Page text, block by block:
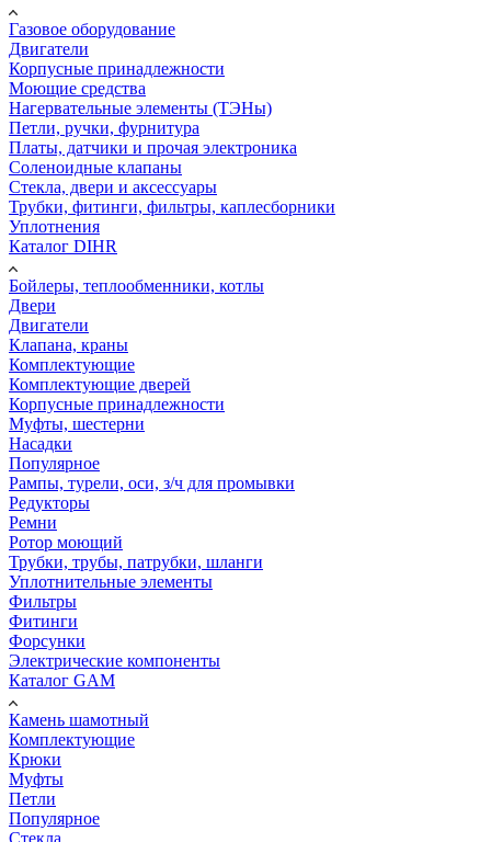
Газовое оборудование
Двигатели
Корпусные принадлежности
Моющие средства
Нагервательные элементы (ТЭНы)
Петли, ручки, фурнитура
Платы, датчики и прочая электроника
Соленоидные клапаны
Стекла, двери и аксессуары
Трубки, фитинги, фильтры, каплесборники
Уплотнения
Каталог DIHR
Бойлеры, теплообменники, котлы
Двери
Двигатели
Клапана, краны
Комплектующие
Комплектующие дверей
Корпусные принадлежности
Муфты, шестерни
Насадки
Популярное
Рампы, турели, оси, з/ч для промывки
Редукторы
Ремни
Ротор моющий
Трубки, трубы, патрубки, шланги
Уплотнительные элементы
Фильтры
Фитинги
Форсунки
Электрические компоненты
Каталог GAM
Камень шамотный
Комплектующие
Крюки
Муфты
Петли
Популярное
Стекла